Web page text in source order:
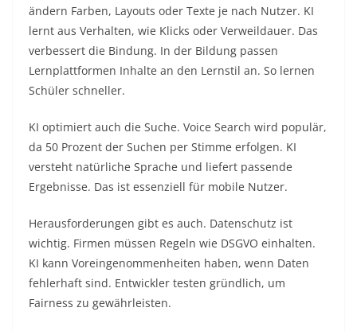
ändern Farben, Layouts oder Texte je nach Nutzer. KI
lernt aus Verhalten, wie Klicks oder Verweildauer. Das
verbessert die Bindung. In der Bildung passen
Lernplattformen Inhalte an den Lernstil an. So lernen
Schüler schneller.​
KI optimiert auch die Suche. Voice Search wird populär,
da 50 Prozent der Suchen per Stimme erfolgen. KI
versteht natürliche Sprache und liefert passende
Ergebnisse. Das ist essenziell für mobile Nutzer.​
Herausforderungen gibt es auch. Datenschutz ist
wichtig. Firmen müssen Regeln wie DSGVO einhalten.
KI kann Voreingenommenheiten haben, wenn Daten
fehlerhaft sind. Entwickler testen gründlich, um
Fairness zu gewährleisten.​